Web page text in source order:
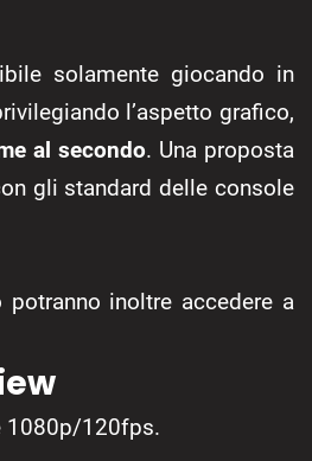
solamente giocando in
l’aspetto grafico,
al secondo. Una proposta
gli standard delle console
inoltre accedere a
1080p/120fps.